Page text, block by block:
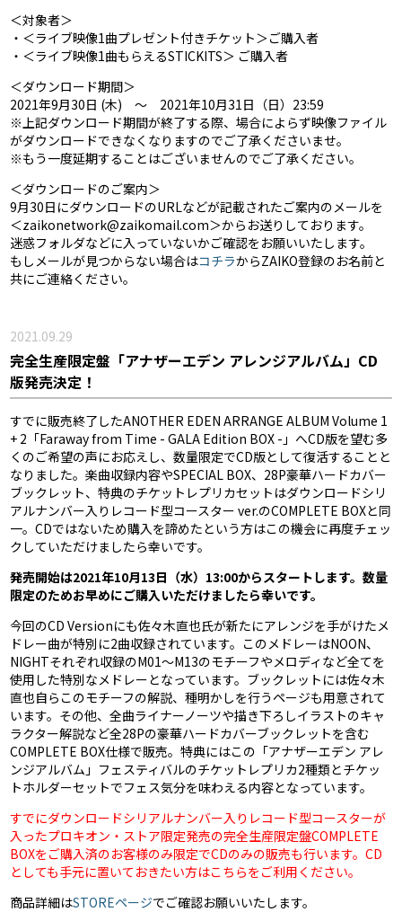
＜対象者＞
・＜ライブ映像1曲プレゼント付きチケット＞ご購入者
・＜ライブ映像1曲もらえるSTICKITS＞ ご購入者
＜ダウンロード期間＞
2021年9月30日 (木) 〜 2021年10月31日（日）23:59
※上記ダウンロード期間が終了する際、場合によらず映像ファイル
がダウンロードできなくなりますのでご了承くださいませ。
※もう一度延期することはございませんのでご了承ください。
＜ダウンロードのご案内＞
9月30日にダウンロードのURLなどが記載されたご案内のメールを
＜zaikonetwork@zaikomail.com＞からお送りしております。
迷惑フォルダなどに入っていないかご確認をお願いいたします。
もしメールが見つからない場合はコチラからZAIKO登録のお名前と
共にご連絡ください。
2021.09.29
完全生産限定盤「アナザーエデン アレンジアルバム」CD
版発売決定！
すでに販売終了したANOTHER EDEN ARRANGE ALBUM Volume 1
+ 2「Faraway from Time - GALA Edition BOX -」へCD版を望む多
くのご希望の声にお応えし、数量限定でCD版として復活することと
なりました。楽曲収録内容やSPECIAL BOX、28P豪華ハードカバー
ブックレット、特典のチケットレプリカセットはダウンロードシリ
アルナンバー入りレコード型コースター ver.のCOMPLETE BOXと同
一。CDではないため購入を諦めたという方はこの機会に再度チェッ
クしていただけましたら幸いです。
発売開始は2021年10月13日（水）13:00からスタートします。数量
限定のためお早めにご購入いただけましたら幸いです。
今回のCD Versionにも佐々木直也氏が新たにアレンジを手がけたメ
ドレー曲が特別に2曲収録されています。このメドレーはNOON、
NIGHTそれぞれ収録のM01〜M13のモチーフやメロディなど全てを
使用した特別なメドレーとなっています。ブックレットには佐々木
直也自らこのモチーフの解説、種明かしを行うページも用意されて
います。その他、全曲ライナーノーツや描き下ろしイラストのキャ
ラクター解説など全28Pの豪華ハードカバーブックレットを含む
COMPLETE BOX仕様で販売。特典にはこの「アナザーエデン アレ
ンジアルバム」フェスティバルのチケットレプリカ2種類とチケッ
トホルダーセットでフェス気分を味わえる内容となっています。
すでにダウンロードシリアルナンバー入りレコード型コースターが
入ったプロキオン・ストア限定発売の完全生産限定盤COMPLETE
BOXをご購入済のお客様のみ限定でCDのみの販売も行います。CD
としても手元に置いておきたい方はこちらをご利用ください。
商品詳細はSTOREページでご確認お願いいたします。